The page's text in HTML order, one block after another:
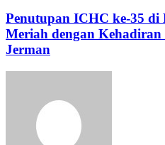
Penutupan ICHC ke-35 di
Meriah dengan Kehadiran
Jerman